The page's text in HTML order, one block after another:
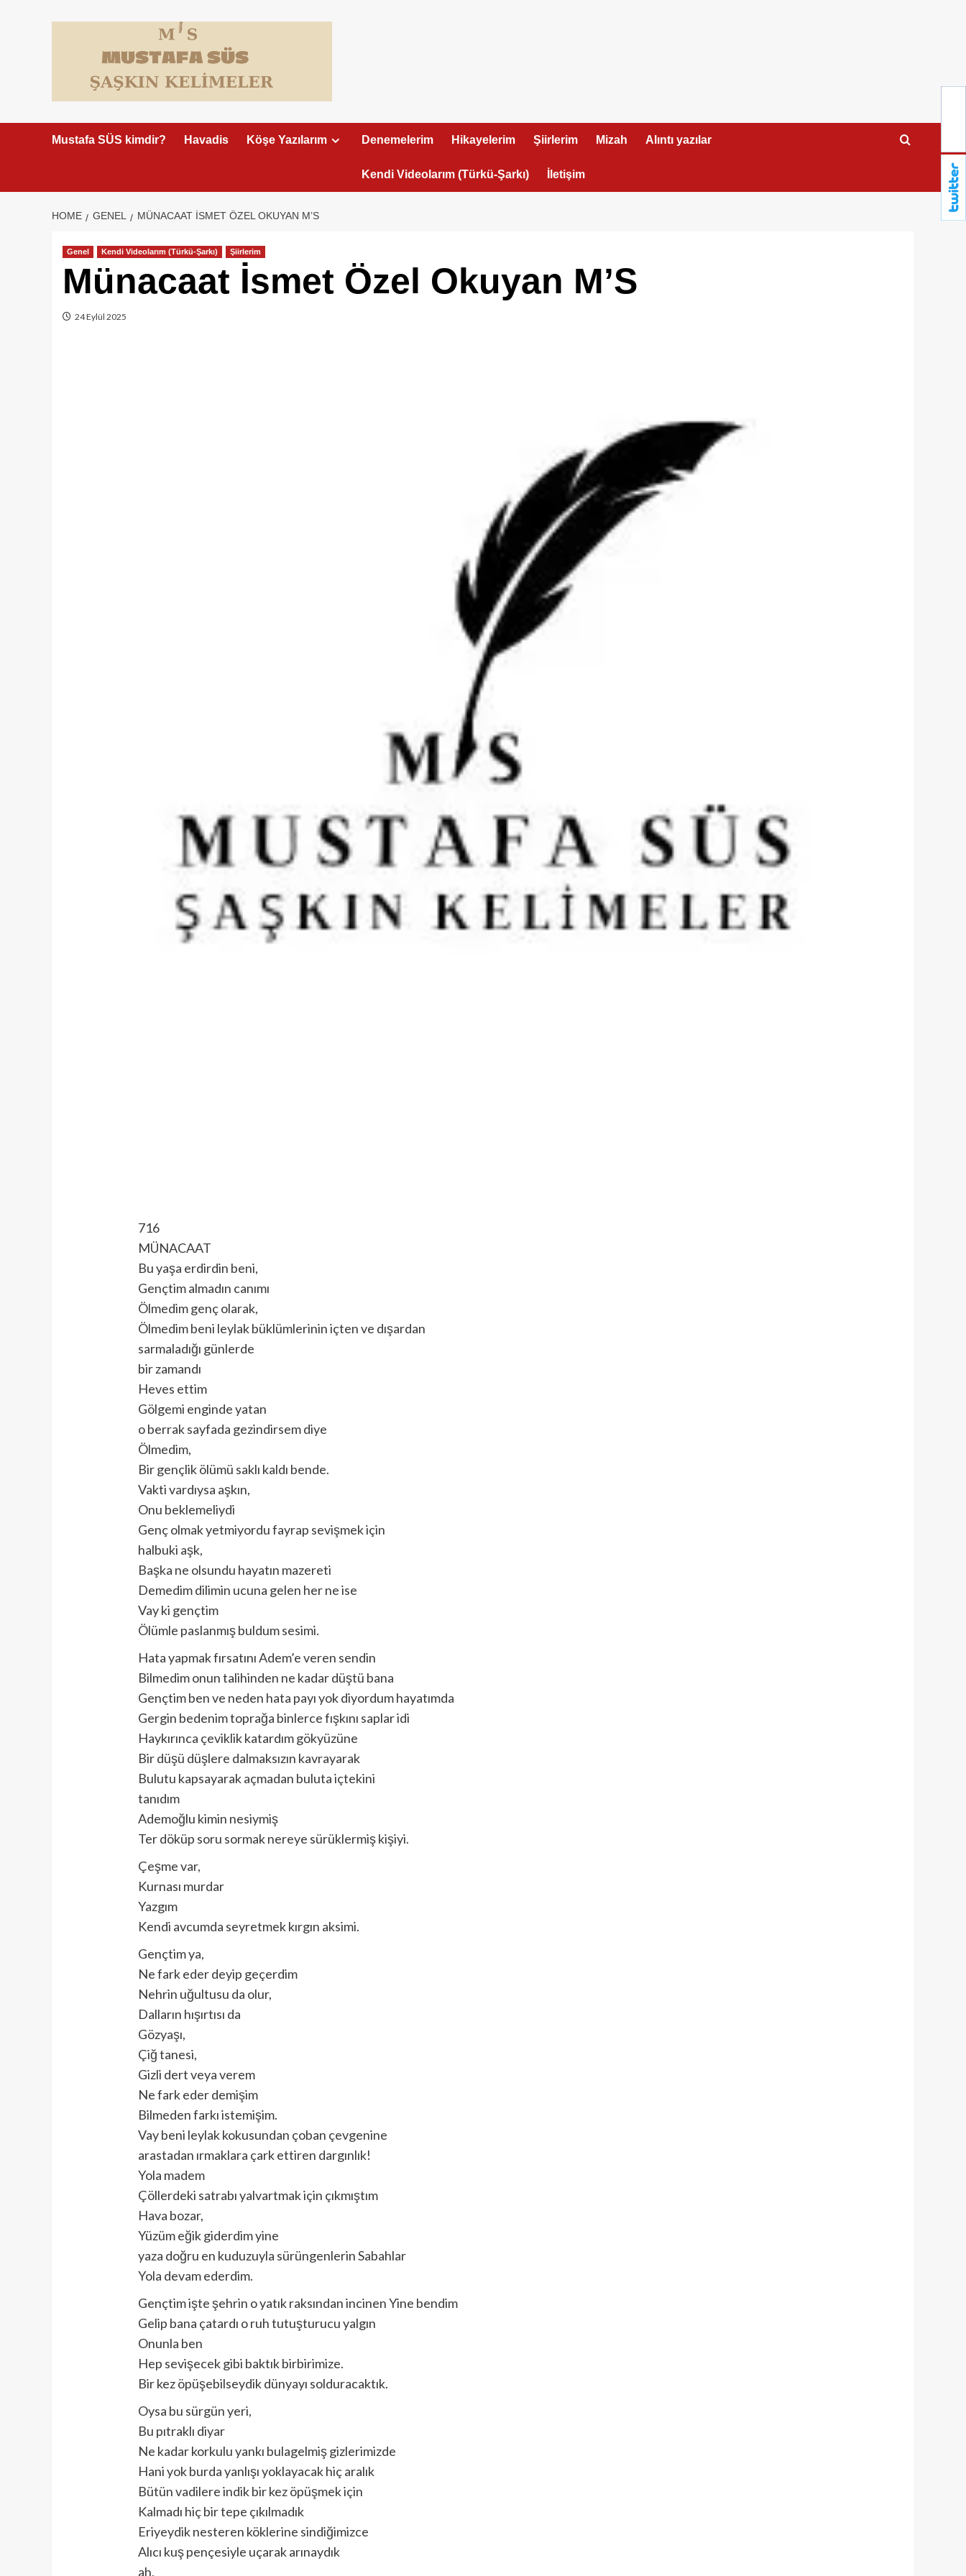
Mustafa SÜS kimdir? Havadis Köşe Yazılarım Denemelerim Hikayelerim Şiirlerim Mizah Alıntı yazılar
Kendi Videolarım (Türkü-Şarkı) İletişim
HOME GENEL MÜNACAAT İSMET ÖZEL OKUYAN M’S
Genel Kendi Videolarım (Türkü-Şarkı) Şiirlerim
Münacaat İsmet Özel Okuyan M’S
24 Eylül 2025
716
MÜNACAAT
Bu yaşa erdirdin beni,
Gençtim almadın canımı
Ölmedim genç olarak,
Ölmedim beni leylak büklümlerinin içten ve dışardan
sarmaladığı günlerde
bir zamandı
Heves ettim
Gölgemi enginde yatan
o berrak sayfada gezindirsem diye
Ölmedim,
Bir gençlik ölümü saklı kaldı bende.
Vakti vardıysa aşkın,
Onu beklemeliydi
Genç olmak yetmiyordu fayrap sevişmek için
halbuki aşk,
Başka ne olsundu hayatın mazereti
Demedim dilimin ucuna gelen her ne ise
Vay ki gençtim
Ölümle paslanmış buldum sesimi.
Hata yapmak fırsatını Adem’e veren sendin
Bilmedim onun talihinden ne kadar düştü bana
Gençtim ben ve neden hata payı yok diyordum hayatımda
Gergin bedenim toprağa binlerce fışkını saplar idi
Haykırınca çeviklik katardım gökyüzüne
Bir düşü düşlere dalmaksızın kavrayarak
Bulutu kapsayarak açmadan buluta içtekini
tanıdım
Ademoğlu kimin nesiymiş
Ter döküp soru sormak nereye sürüklermiş kişiyi.
Çeşme var,
Kurnası murdar
Yazgım
Kendi avcumda seyretmek kırgın aksimi.
Gençtim ya,
Ne fark eder deyip geçerdim
Nehrin uğultusu da olur,
Dalların hışırtısı da
Gözyaşı,
Çiğ tanesi,
Gizli dert veya verem
Ne fark eder demişim
Bilmeden farkı istemişim.
Vay beni leylak kokusundan çoban çevgenine
arastadan ırmaklara çark ettiren dargınlık!
Yola madem
Çöllerdeki satrabı yalvartmak için çıkmıştım
Hava bozar,
Yüzüm eğik giderdim yine
yaza doğru en kuduzuyla sürüngenlerin Sabahlar
Yola devam ederdim.
Gençtim işte şehrin o yatık raksından incinen Yine bendim
Gelip bana çatardı o ruh tutuşturucu yalgın
Onunla ben
Hep sevişecek gibi baktık birbirimize.
Bir kez öpüşebilseydik dünyayı solduracaktık.
Oysa bu sürgün yeri,
Bu pıtraklı diyar
Ne kadar korkulu yankı bulagelmiş gizlerimizde
Hani yok burda yanlışı yoklayacak hiç aralık
Bütün vadilere indik bir kez öpüşmek için
Kalmadı hiç bir tepe çıkılmadık
Eriyeydik nesteren köklerine sindiğimizce
Alıcı kuş pençesiyle uçarak arınaydık
ah,